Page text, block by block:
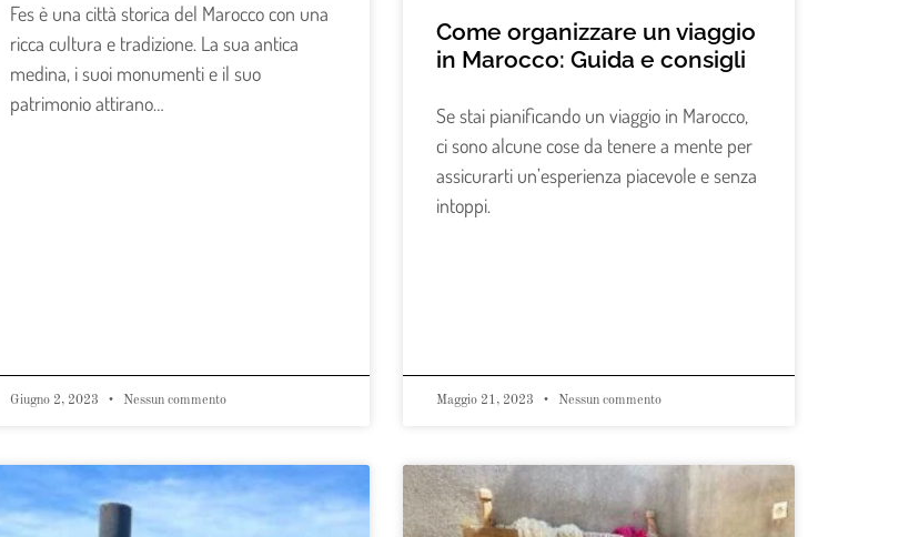
Fes è una città storica del Marocco con una
ricca cultura e tradizione. La sua antica
medina, i suoi monumenti e il suo
patrimonio attirano…
Giugno 2, 2023 Nessun commento
Come organizzare un viaggio
in Marocco: Guida e consigli
Se stai pianificando un viaggio in Marocco,
ci sono alcune cose da tenere a mente per
assicurarti un’esperienza piacevole e senza
intoppi.
Maggio 21, 2023 Nessun commento